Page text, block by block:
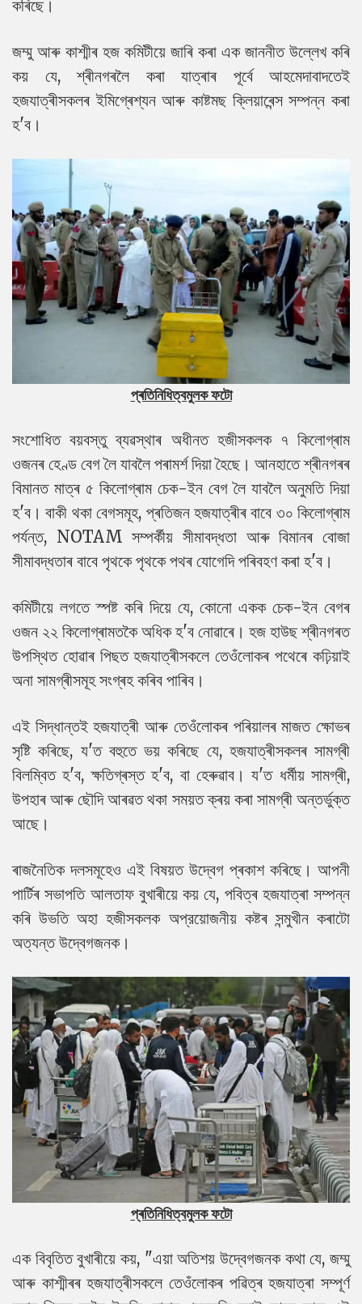
কৰিছে।
জম্মু আৰু কাশ্মীৰ হজ কমিটীয়ে জাৰি কৰা এক জাননীত উল্লেখ কৰি
কয় যে, শ্ৰীনগৰলৈ কৰা যাত্ৰাৰ পূৰ্বে আহমেদাবাদতেই
হজযাত্ৰীসকলৰ ইমিগ্ৰেশ্যন আৰু কাষ্টমছ ক্লিয়াৰেন্স সম্পন্ন কৰা
হ'ব।
প্ৰতিনিধিত্বমুলক ফটো
সংশোধিত বয়বস্তু ব্যৱস্থাৰ অধীনত হজীসকলক ৭ কিলোগ্ৰাম
ওজনৰ হেণ্ড বেগ লৈ যাবলৈ পৰামৰ্শ দিয়া হৈছে। আনহাতে শ্ৰীনগৰৰ
বিমানত মাত্ৰ ৫ কিলোগ্ৰাম চেক-ইন বেগ লৈ যাবলৈ অনুমতি দিয়া
হ'ব। বাকী থকা বেগসমূহ, প্ৰতিজন হজযাত্ৰীৰ বাবে ৩০ কিলোগ্ৰাম
পৰ্যন্ত, NOTAM সম্পৰ্কীয় সীমাবদ্ধতা আৰু বিমানৰ বোজা
সীমাবদ্ধতাৰ বাবে পৃথকে পৃথকে পথৰ যোগেদি পৰিবহণ কৰা হ'ব।
কমিটীয়ে লগতে স্পষ্ট কৰি দিয়ে যে, কোনো একক চেক-ইন বেগৰ
ওজন ২২ কিলোগ্ৰামতকৈ অধিক হ'ব নোৱাৰে। হজ হাউছ শ্ৰীনগৰত
উপস্থিত হোৱাৰ পিছত হজযাত্ৰীসকলে তেওঁলোকৰ পথেৰে কঢ়িয়াই
অনা সামগ্ৰীসমূহ সংগ্ৰহ কৰিব পাৰিব।
এই সিদ্ধান্তই হজযাত্ৰী আৰু তেওঁলোকৰ পৰিয়ালৰ মাজত ক্ষোভৰ
সৃষ্টি কৰিছে, য'ত বহুতে ভয় কৰিছে যে, হজযাত্ৰীসকলৰ সামগ্ৰী
বিলম্বিত হ'ব, ক্ষতিগ্ৰস্ত হ'ব, বা হেৰুৱাব। য'ত ধৰ্মীয় সামগ্ৰী,
উপহাৰ আৰু ছৌদি আৰৱত থকা সময়ত ক্ৰয় কৰা সামগ্ৰী অন্তৰ্ভুক্ত
আছে।
ৰাজনৈতিক দলসমূহেও এই বিষয়ত উদ্বেগ প্ৰকাশ কৰিছে। আপনী
পাৰ্টিৰ সভাপতি আলতাফ বুখাৰীয়ে কয় যে, পবিত্ৰ হজযাত্ৰা সম্পন্ন
কৰি উভতি অহা হজীসকলক অপ্রয়োজনীয় কষ্টৰ সন্মুখীন কৰাটো
অত্যন্ত উদ্বেগজনক।
প্ৰতিনিধিত্বমুলক ফটো
এক বিবৃতিত বুখাৰীয়ে কয়, "এয়া অতিশয় উদ্বেগজনক কথা যে, জম্মু
আৰু কাশ্মীৰৰ হজযাত্ৰীসকলে তেওঁলোকৰ পৱিত্ৰ হজযাত্ৰা সম্পূৰ্ণ